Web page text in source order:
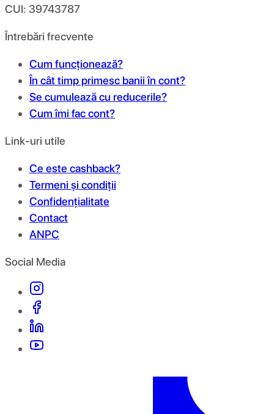
CUI: 39743787
Întrebări frecvente
Cum funcționează?
În cât timp primesc banii în cont?
Se cumulează cu reducerile?
Cum îmi fac cont?
Link-uri utile
Ce este cashback?
Termeni și condiții
Confidențialitate
Contact
ANPC
Social Media